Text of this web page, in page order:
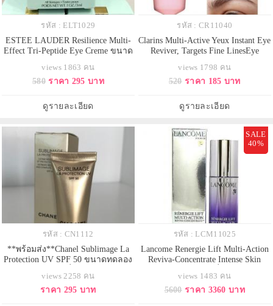
รหัส : ELT1029
ESTEE LAUDER Resilience Multi-
Effect Tri-Peptide Eye Creme ขนาด
ที่มอบคุณประโยชน์แห่งการบำรุง
และผลลัพธ์รอบด้าน ให้ผิวรอบ
ดวงตาแลดูลดเลือนลง เส้นริ้วและ
ร่องลึกที่เคยมีแลดูจางลง เผยผิวรอบ
views 1863 คน
580 ราคา 295 บาท
ดูรายละเอียด
รหัส : CR11040
Clarins Multi-Active Yeux Instant Eye
Reviver, Targets Fine LinesEye
สูตรใหม่ล่าสุด ครีมบำรุงรอบดวงตา
ช่วยลดเลือนริ้วรอยบางๆ รอยหมอง
ฟื้นบำรุงความสดใสให้แก่ดวงตาเพื่อ
รับมือกับสัญญาณแห่งริ้ว
views 1798 คน
520 ราคา 185 บาท
ดูรายละเอียด
รหัส : CN1112
**พร้อมส่ง**Chanel Sublimage La
Protection UV SPF 50 ขนาดทดลอง
ต้านริ้วรอยบนใบหน้า ส่วนผสมสกัด
จากผลไม้ Vanilla Planifolia ผสมด้วย
views 2258 คน
ราคา 295 บาท
SALE
40%
รหัส : LCM11025
Lancome Renergie Lift Multi-Action
Reviva-Concentrate Intense Skin
ประสิทธิภาพเพื่อยกระดับความ
กระชับของผิว คืนความอ่อนเยาว์ให้
views 1483 คน
5600 ราคา 3360 บาท